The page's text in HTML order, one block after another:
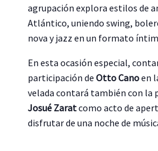
agrupación explora estilos de
Atlántico, uniendo swing,
nova y jazz en un formato
En esta ocasión especial,
participación deOtto Canoen
velada contará también con la
Josué Zaratcomo acto de
disfrutar de una noche de